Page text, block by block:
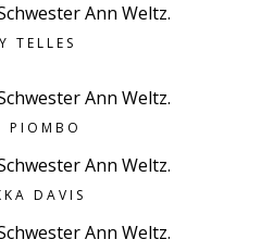
Ann Weltz.
TELLES
Ann Weltz.
PIOMBO
Ann Weltz.
DAVIS
Ann Weltz.